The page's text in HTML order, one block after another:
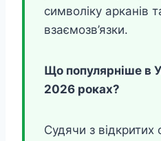
символіку арканів
взаємозв’язки.
Що популярніше в
2026 роках?
Судячи з відкритих